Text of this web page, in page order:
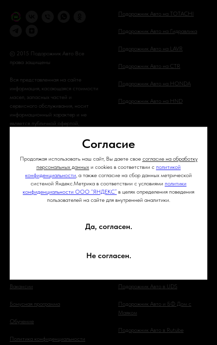
Согласие
Продолжая использовать наш сайт, Вы даете свое согласие на обработку
персональных данных и cookies в соответствии с политикой
конфиденциальности, а также согласие на сбор данных метрической
системой Яндекс.Метрика в соответствии с условиями политики
конфиденциальности ООО “ЯНДЕКС” в целях определения поведения
пользователей на сайте для внутренней аналитики.
Да, согласен.
Не согласен.
© 2015 Подорожник Авто Все
права защищены
Вся представленная на сайте
информация, касающаяся стоимости
масел, запасных частей и
сервисного обслуживания, носит
информационный характер и не
является публичной офертой,
(2) ГК РФ. Для получения подробной
информации обращайтесь в нашу
компанию. Опубликованная на
данном сайте информация может
быть изменена в любое время без
предварительного уведомления.
Подорожник Авто на TOTACHI
Подорожник Авто на Гидравлика
Подорожник Авто на LAVR
Подорожник Авто на CTR
Подорожник Авто на HONDA
Подорожник Авто на HND
Вакансии
Бонусная программа
Обучение
Политика конфиденциальности
Подорожник Авто в UDS
Подорожник Авто и БФ Дом с
Маяком
Подорожник Авто в Rutube